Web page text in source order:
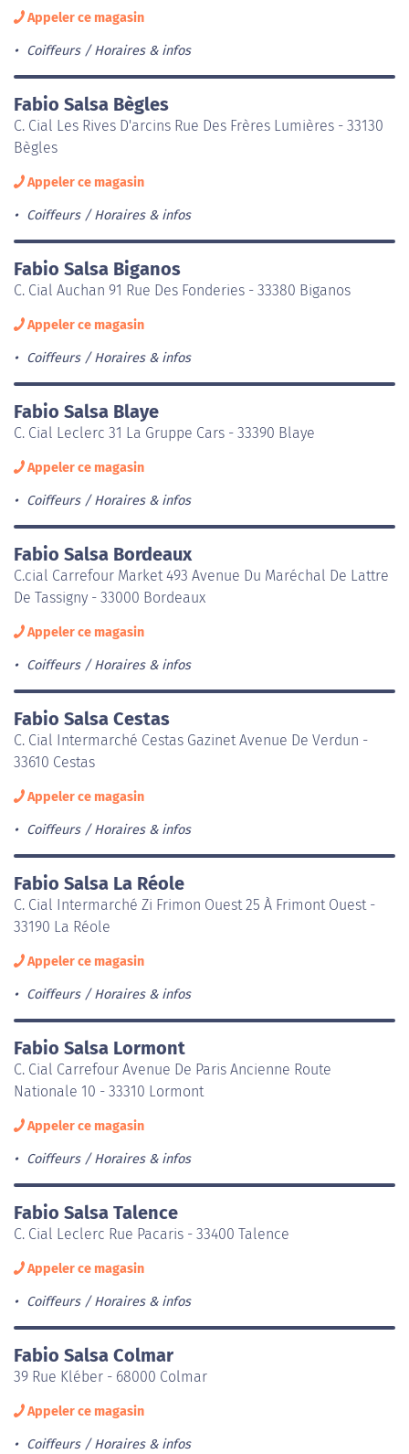
Appeler ce magasin
Coiffeurs Horaires & infos
Fabio Salsa Bègles
C. Cial Les Rives D'arcins Rue Des Frères Lumières - 33130
Bègles
Appeler ce magasin
Coiffeurs Horaires & infos
Fabio Salsa Biganos
C. Cial Auchan 91 Rue Des Fonderies - 33380 Biganos
Appeler ce magasin
Coiffeurs Horaires & infos
Fabio Salsa Blaye
C. Cial Leclerc 31 La Gruppe Cars - 33390 Blaye
Appeler ce magasin
Coiffeurs Horaires & infos
Fabio Salsa Bordeaux
C.cial Carrefour Market 493 Avenue Du Maréchal De Lattre
De Tassigny - 33000 Bordeaux
Appeler ce magasin
Coiffeurs Horaires & infos
Fabio Salsa Cestas
C. Cial Intermarché Cestas Gazinet Avenue De Verdun -
33610 Cestas
Appeler ce magasin
Coiffeurs Horaires & infos
Fabio Salsa La Réole
C. Cial Intermarché Zi Frimon Ouest 25 À Frimont Ouest -
33190 La Réole
Appeler ce magasin
Coiffeurs Horaires & infos
Fabio Salsa Lormont
C. Cial Carrefour Avenue De Paris Ancienne Route
Nationale 10 - 33310 Lormont
Appeler ce magasin
Coiffeurs Horaires & infos
Fabio Salsa Talence
C. Cial Leclerc Rue Pacaris - 33400 Talence
Appeler ce magasin
Coiffeurs Horaires & infos
Fabio Salsa Colmar
39 Rue Kléber - 68000 Colmar
Appeler ce magasin
Coiffeurs Horaires & infos